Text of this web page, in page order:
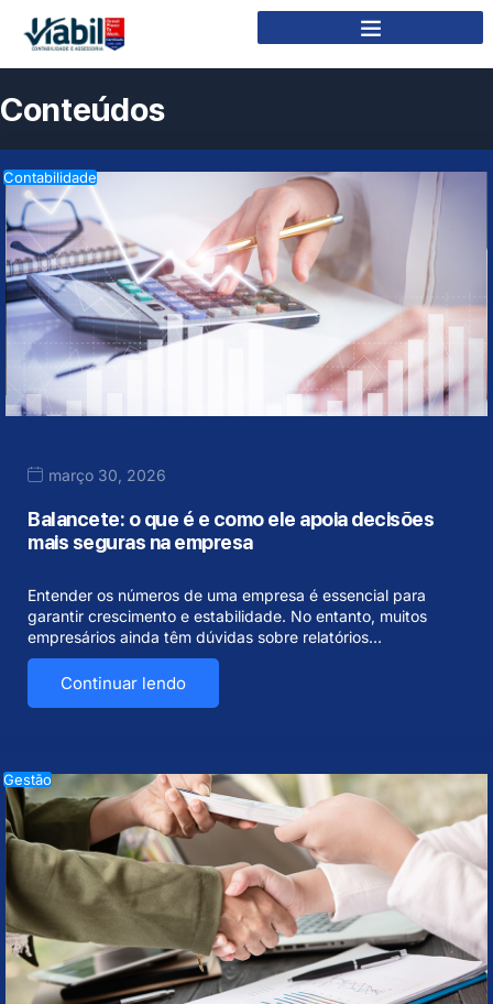
Conteúdos
Contabilidade
março 30, 2026
Balancete: o que é e como ele apoia decisões
mais seguras na empresa
Entender os números de uma empresa é essencial para
garantir crescimento e estabilidade. No entanto, muitos
empresários ainda têm dúvidas sobre relatórios…
Continuar lendo
Gestão